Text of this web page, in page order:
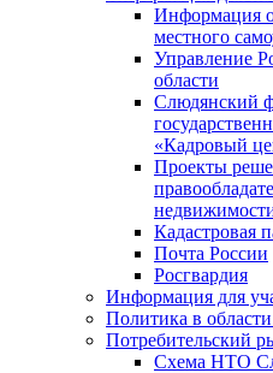
Информация о
местного
Управление
области
Слюдянский
«Кадровый
Проекты
Кадастровая
Почта России
Росгвардия
Информация для
Политика в
Потребительский
Схема НТО